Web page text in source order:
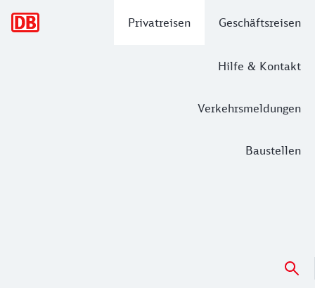
Privatreisen Geschäftsreisen
Hilfe & Kontakt
Verkehrsmeldungen
Baustellen